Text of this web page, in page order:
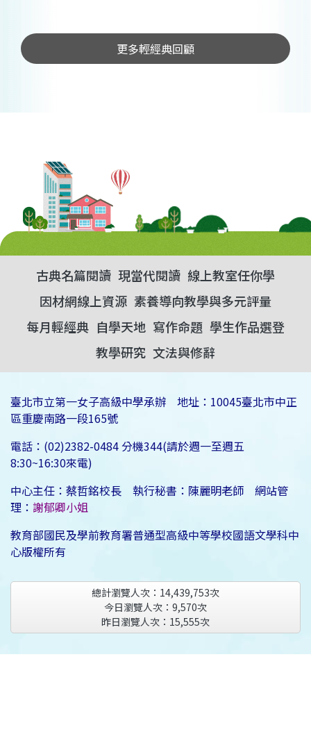
更多輕經典回顧
古典名篇閱讀 現當代閱讀 線上教室任你學
因材網線上資源 素養導向教學與多元評量
每月輕經典 自學天地 寫作命題 學生作品選登
教學研究 文法與修辭
臺北市立第一女子高級中學承辦 地址：10045臺北市中正
區重慶南路一段165號
電話：(02)2382-0484 分機344(請於週一至週五
8:30~16:30來電)
中心主任：蔡哲銘校長 執行秘書：陳麗明老師 網站管
理： 謝郁卿小姐
教育部國民及學前教育署普通型高級中等學校國語文學科中
心版權所有
總計瀏覽人次： 14,439,753次
今日瀏覽人次： 9,570次
昨日瀏覽人次： 15,555次